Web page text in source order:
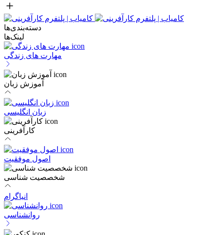
دسته‌بندی‌ها
لینک‌ها
مهارت های زندگی
آموزش زبان
زبان انگلیسی
کارآفرینی
اصول موفقیت
شخصصیت شناسی
انیاگرام
روانشناسی